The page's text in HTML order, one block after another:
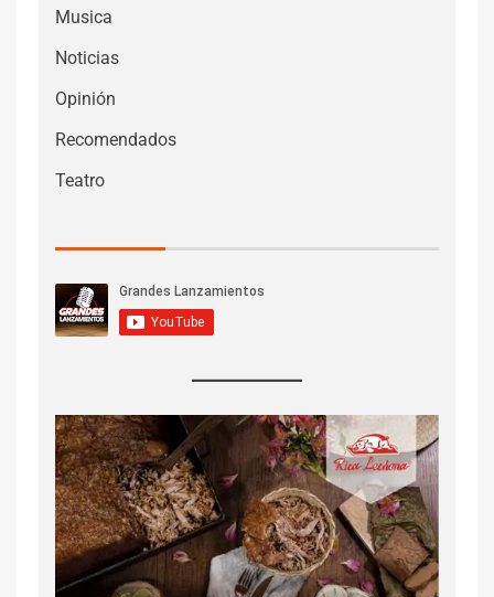
Musica
Noticias
Opinión
Recomendados
Teatro